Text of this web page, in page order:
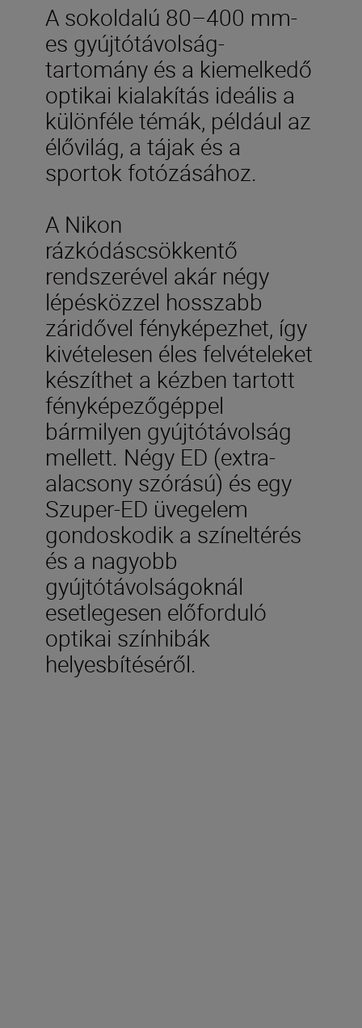
A sokoldalú 80–400 mm-
es gyújtótávolság-
tartomány és a kiemelkedő
optikai kialakítás ideális a
különféle témák, például az
élővilág, a tájak és a
sportok fotózásához.
A Nikon
rázkódáscsökkentő
rendszerével akár négy
lépésközzel hosszabb
záridővel fényképezhet, így
kivételesen éles felvételeket
készíthet a kézben tartott
fényképezőgéppel
bármilyen gyújtótávolság
mellett. Négy ED (extra-
alacsony szórású) és egy
Szuper-ED üvegelem
gondoskodik a színeltérés
és a nagyobb
gyújtótávolságoknál
esetlegesen előforduló
optikai színhibák
helyesbítéséről.